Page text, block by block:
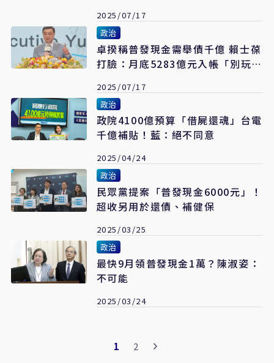
2025/07/17
政治
卓揆稱普發現金需舉債千億 賴士葆
打臉：月底5283億元入帳「別玩時
2025/07/17
政治
政院4100億預算「借屍還魂」台電
千億補貼！藍：絕不同意
2025/04/24
政治
民眾黨提案「普發現金6000元」！
超收另用於還債、補健保
2025/03/25
政治
最快9月領普發現金1萬？陳淑姿：
不可能
2025/03/24
1 2